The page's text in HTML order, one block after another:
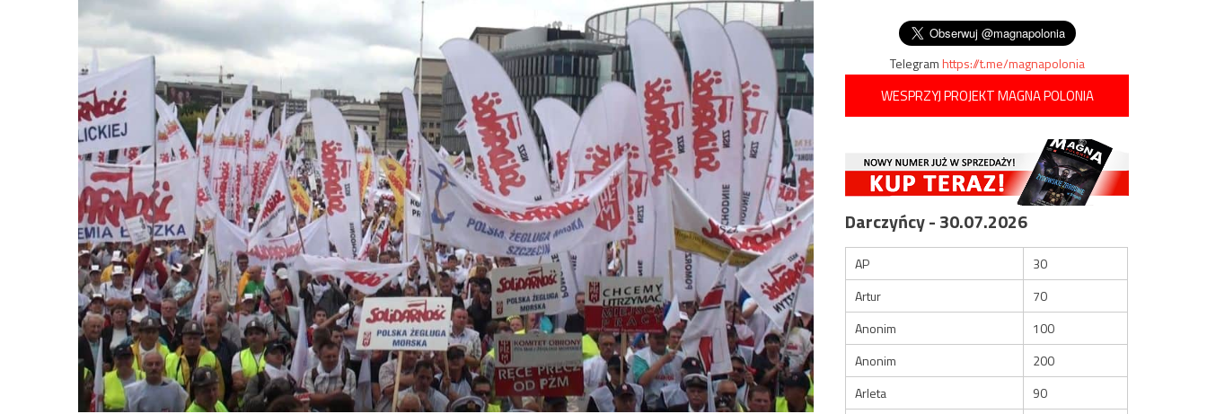
Telegramhttps://t.me/magnapolonia
WESPRZYJ PROJEKT MAGNA POLONIA
Darczyńcy - 30.07.2026
AP
30
Artur
70
Anonim
100
Anonim
200
Arleta
90